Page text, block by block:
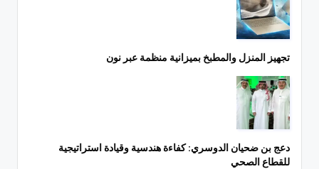
تجهيز المنزل والمطبخ بميزانية منظمة عبر نون
دعج بن ضحيان الدوسري: كفاءة هندسية وقيادة استراتيجية
للقطاع الصحي